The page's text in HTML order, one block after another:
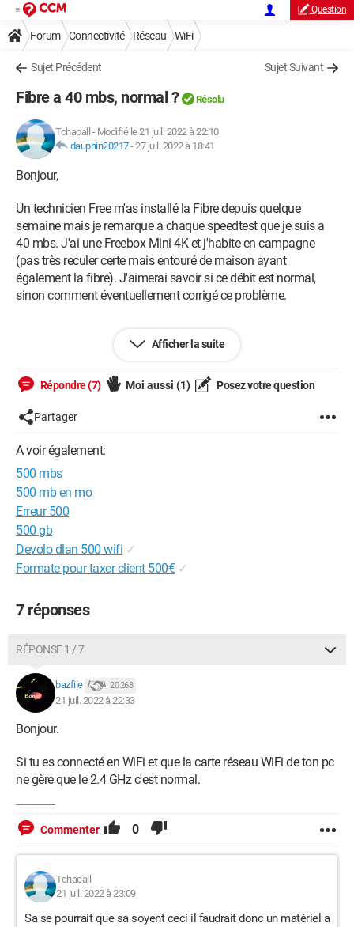
Question
Forum Connectivité Réseau WiFi
Sujet Précédent Sujet Suivant
Fibre a 40 mbs, normal ? Résolu
Tchacall - Modifié le 21 juil. 2022 à 22:10
dauphin20217-27 juil. 2022 à 18:41
Bonjour,
Un technicien Free m'as installé la Fibre depuis quelque
semaine mais je remarque a chaque speedtest que je suis a
40 mbs. J'ai une Freebox Mini 4K et j'habite en campagne
(pas très reculer certe mais entouré de maison ayant
également la fibre). J'aimerai savoir si ce débit est normal,
sinon comment éventuellement corrigé ce problème.
Android / Chrome 103.0.0.0
Afficher la suite
Répondre (7) Moi aussi (1) Posez votre question
Partager
A voir également:
500 mbs
500 mb en mo
Erreur 500
500 gb
Devolo dlan 500 wifi ✓
Formate pour taxer client 500€ ✓
7 réponses
RÉPONSE 1 / 7
bazfile 20 268
21 juil. 2022 à 22:33
Bonjour.
Si tu es connecté en WiFi et que la carte réseau WiFi de ton pc
ne gère que le 2.4 GHz c'est normal.
Commenter 0
Tchacall
21 juil. 2022 à 23:09
Sa se pourrait que sa soyent ceci il faudrait donc un matériel a